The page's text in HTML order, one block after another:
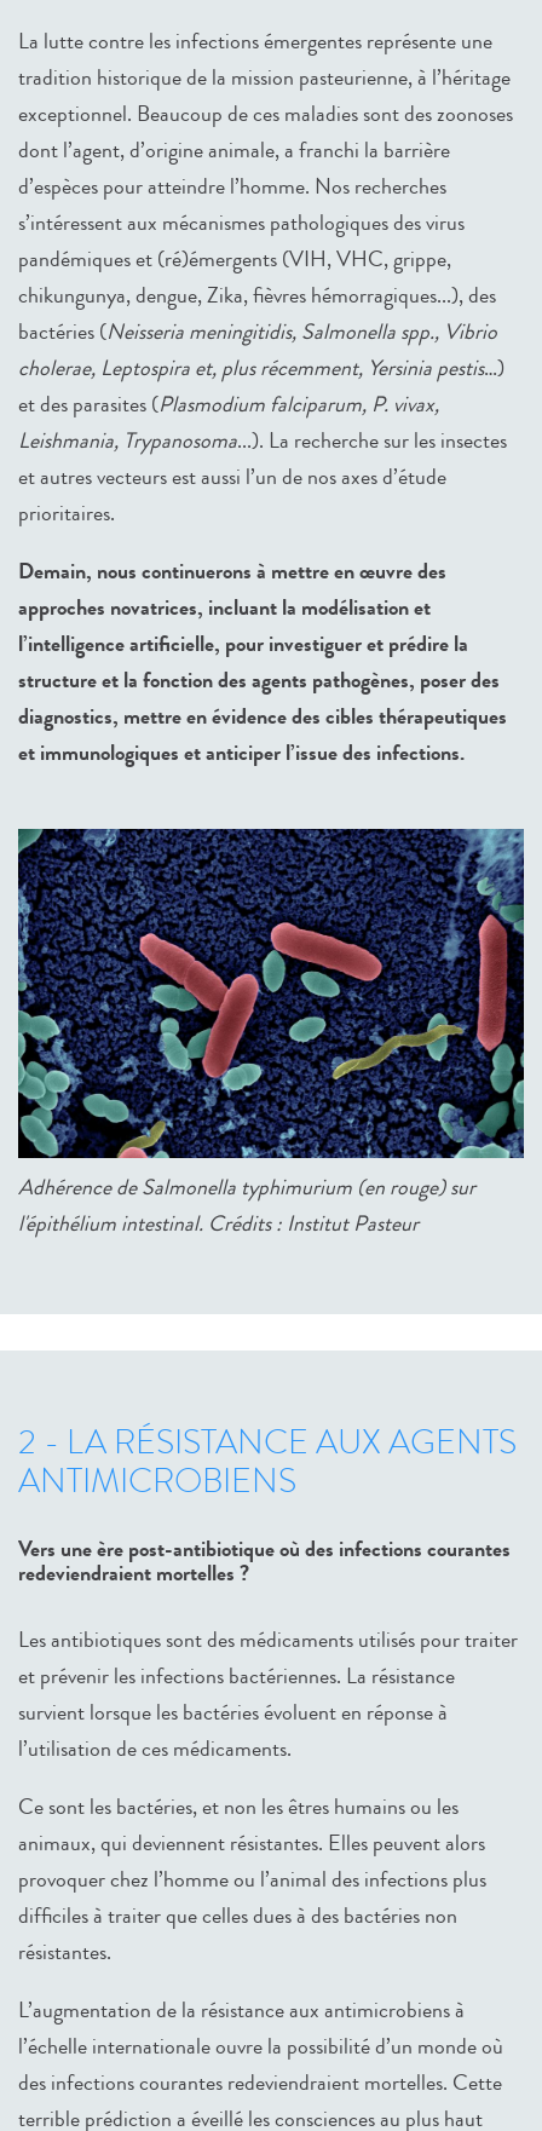
La lutte contre les infections émergentes représente une
tradition historique de la mission pasteurienne, à l’héritage
exceptionnel. Beaucoup de ces maladies sont des zoonoses
dont l’agent, d’origine animale, a franchi la barrière
d’espèces pour atteindre l’homme. Nos recherches
s’intéressent aux mécanismes pathologiques des virus
pandémiques et (ré)émergents (VIH, VHC, grippe,
chikungunya, dengue, Zika, fièvres hémorragiques...), des
bactéries (Neisseria meningitidis, Salmonella spp., Vibrio
cholerae, Leptospira et, plus récemment, Yersinia pestis…)
et des parasites (Plasmodium falciparum, P. vivax,
Leishmania, Trypanosoma...). La recherche sur les insectes
et autres vecteurs est aussi l’un de nos axes d’étude
prioritaires.
Demain, nous continuerons à mettre en œuvre des
approches novatrices, incluant la modélisation et
l’intelligence artificielle, pour investiguer et prédire la
structure et la fonction des agents pathogènes, poser des
diagnostics, mettre en évidence des cibles thérapeutiques
et immunologiques et anticiper l’issue des infections.
Adhérence de Salmonella typhimurium (en rouge) sur
l'épithélium intestinal. Crédits : Institut Pasteur
2 - LA RÉSISTANCE AUX AGENTS
ANTIMICROBIENS
Vers une ère post-antibiotique où des infections courantes
redeviendraient mortelles ?
Les antibiotiques sont des médicaments utilisés pour traiter
et prévenir les infections bactériennes. La résistance
survient lorsque les bactéries évoluent en réponse à
l’utilisation de ces médicaments.
Ce sont les bactéries, et non les êtres humains ou les
animaux, qui deviennent résistantes. Elles peuvent alors
provoquer chez l’homme ou l’animal des infections plus
difficiles à traiter que celles dues à des bactéries non
résistantes.
L’augmentation de la résistance aux antimicrobiens à
l’échelle internationale ouvre la possibilité d’un monde où
des infections courantes redeviendraient mortelles. Cette
terrible prédiction a éveillé les consciences au plus haut